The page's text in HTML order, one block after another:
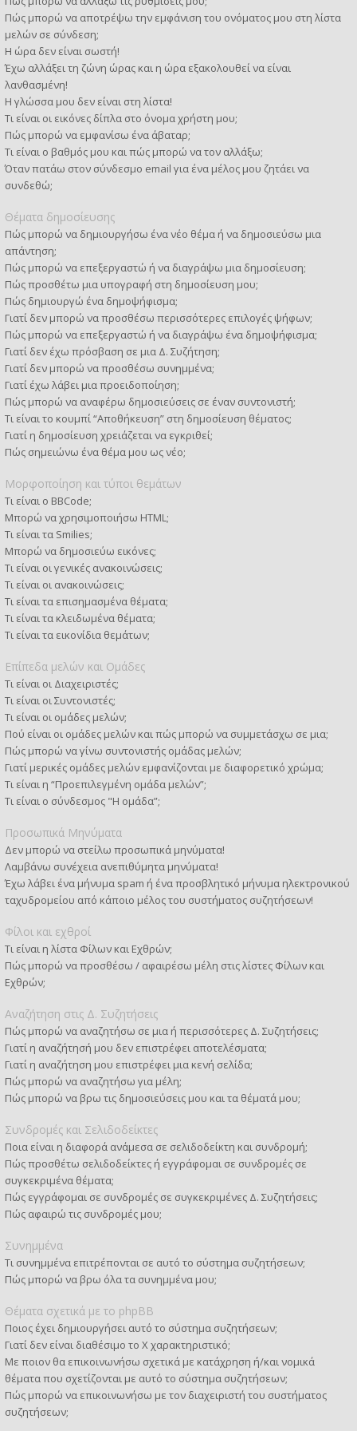
Πώς μπορώ να αποτρέψω την εμφάνιση του ονόματος μου στη λίστα
μελών σε σύνδεση;
Η ώρα δεν είναι σωστή!
Έχω αλλάξει τη ζώνη ώρας και η ώρα εξακολουθεί να είναι
λανθασμένη!
Η γλώσσα μου δεν είναι στη λίστα!
Τι είναι οι εικόνες δίπλα στο όνομα χρήστη μου;
Πώς μπορώ να εμφανίσω ένα άβαταρ;
Τι είναι ο βαθμός μου και πώς μπορώ να τον αλλάξω;
Όταν πατάω στον σύνδεσμο email για ένα μέλος μου ζητάει να
συνδεθώ;
Θέματα δημοσίευσης
Πώς μπορώ να δημιουργήσω ένα νέο θέμα ή να δημοσιεύσω μια
απάντηση;
Πώς μπορώ να επεξεργαστώ ή να διαγράψω μια δημοσίευση;
Πώς προσθέτω μια υπογραφή στη δημοσίευση μου;
Πώς δημιουργώ ένα δημοψήφισμα;
Γιατί δεν μπορώ να προσθέσω περισσότερες επιλογές ψήφων;
Πώς μπορώ να επεξεργαστώ ή να διαγράψω ένα δημοψήφισμα;
Γιατί δεν έχω πρόσβαση σε μια Δ. Συζήτηση;
Γιατί δεν μπορώ να προσθέσω συνημμένα;
Γιατί έχω λάβει μια προειδοποίηση;
Πώς μπορώ να αναφέρω δημοσιεύσεις σε έναν συντονιστή;
Τι είναι το κουμπί “Αποθήκευση” στη δημοσίευση θέματος;
Γιατί η δημοσίευση χρειάζεται να εγκριθεί;
Πώς σημειώνω ένα θέμα μου ως νέο;
Μορφοποίηση και τύποι θεμάτων
Τι είναι ο BBCode;
Μπορώ να χρησιμοποιήσω HTML;
Τι είναι τα Smilies;
Μπορώ να δημοσιεύω εικόνες;
Τι είναι οι γενικές ανακοινώσεις;
Τι είναι οι ανακοινώσεις;
Τι είναι τα επισημασμένα θέματα;
Τι είναι τα κλειδωμένα θέματα;
Τι είναι τα εικονίδια θεμάτων;
Επίπεδα μελών και Ομάδες
Τι είναι οι Διαχειριστές;
Τι είναι οι Συντονιστές;
Τι είναι οι ομάδες μελών;
Πού είναι οι ομάδες μελών και πώς μπορώ να συμμετάσχω σε μια;
Πώς μπορώ να γίνω συντονιστής ομάδας μελών;
Γιατί μερικές ομάδες μελών εμφανίζονται με διαφορετικό χρώμα;
Τι είναι η “Προεπιλεγμένη ομάδα μελών”;
Τι είναι ο σύνδεσμος "Η ομάδα”;
Προσωπικά Μηνύματα
Δεν μπορώ να στείλω προσωπικά μηνύματα!
Λαμβάνω συνέχεια ανεπιθύμητα μηνύματα!
Έχω λάβει ένα μήνυμα spam ή ένα προσβλητικό μήνυμα ηλεκτρονικού
ταχυδρομείου από κάποιο μέλος του συστήματος συζητήσεων!
Φίλοι και εχθροί
Τι είναι η λίστα Φίλων και Εχθρών;
Πώς μπορώ να προσθέσω / αφαιρέσω μέλη στις λίστες Φίλων και
Εχθρών;
Αναζήτηση στις Δ. Συζητήσεις
Πώς μπορώ να αναζητήσω σε μια ή περισσότερες Δ. Συζητήσεις;
Γιατί η αναζήτησή μου δεν επιστρέφει αποτελέσματα;
Γιατί η αναζήτηση μου επιστρέφει μια κενή σελίδα;
Πώς μπορώ να αναζητήσω για μέλη;
Πώς μπορώ να βρω τις δημοσιεύσεις μου και τα θέματά μου;
Συνδρομές και Σελιδοδείκτες
Ποια είναι η διαφορά ανάμεσα σε σελιδοδείκτη και συνδρομή;
Πώς προσθέτω σελιδοδείκτες ή εγγράφομαι σε συνδρομές σε
συγκεκριμένα θέματα;
Πώς εγγράφομαι σε συνδρομές σε συγκεκριμένες Δ. Συζητήσεις;
Πώς αφαιρώ τις συνδρομές μου;
Συνημμένα
Τι συνημμένα επιτρέπονται σε αυτό το σύστημα συζητήσεων;
Πώς μπορώ να βρω όλα τα συνημμένα μου;
Θέματα σχετικά με το phpBB
Ποιος έχει δημιουργήσει αυτό το σύστημα συζητήσεων;
Γιατί δεν είναι διαθέσιμο το Χ χαρακτηριστικό;
Με ποιον θα επικοινωνήσω σχετικά με κατάχρηση ή/και νομικά
θέματα που σχετίζονται με αυτό το σύστημα συζητήσεων;
Πώς μπορώ να επικοινωνήσω με τον διαχειριστή του συστήματος
συζητήσεων;